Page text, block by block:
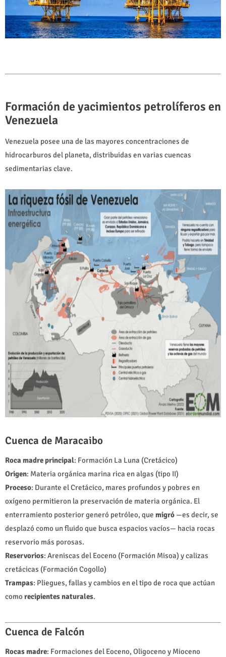
Formación de yacimientos petrolíferos en
Venezuela
Venezuela posee una de las mayores concentraciones de
hidrocarburos del planeta, distribuidas en varias cuencas
sedimentarias clave.
Cuenca de Maracaibo
Roca madre principal: Formación La Luna (Cretácico)
Origen: Materia orgánica marina rica en algas (tipo II)
Proceso: Durante el Cretácico, mares profundos y pobres en
oxígeno permitieron la preservación de materia orgánica. El
enterramiento posterior generó petróleo, que migró —es decir, se
desplazó como un fluido que busca espacios vacíos— hacia rocas
reservorio más porosas.
Reservorios: Areniscas del Eoceno (Formación Misoa) y calizas
cretácicas (Formación Cogollo)
Trampas: Pliegues, fallas y cambios en el tipo de roca que actúan
como recipientes naturales.
Cuenca de Falcón
Rocas madre: Formaciones del Eoceno, Oligoceno y Mioceno